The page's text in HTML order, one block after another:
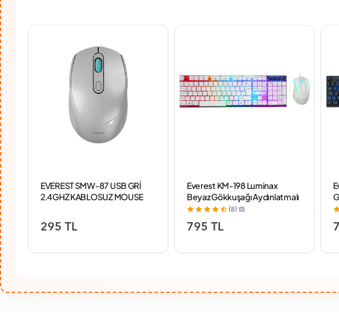
EVEREST SMW-87 USB GRİ
2.4GHZ KABLOSUZ MOUSE
295 TL
Everest KM-198 Luminax
Beyaz Gökkuşağı Aydınlatmalı
Q Gaming Oyuncu Klavye +
(8)
795 TL